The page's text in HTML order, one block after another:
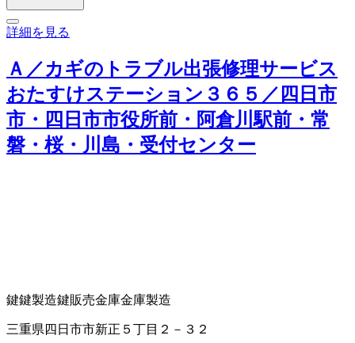
詳細を見る
Ａ／カギのトラブル出張修理サービス
おたすけステーション３６５／四日市
市・四日市市役所前・阿倉川駅前・常
磐・桜・川島・受付センター
鍵鍵製造鍵販売金庫金庫製造
三重県四日市市新正５丁目２－３２